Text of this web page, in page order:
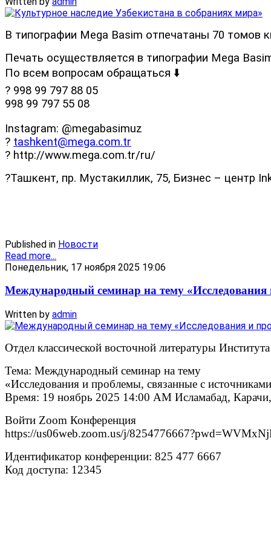
В типографии Mega Basim отпечатаны 70 томов
Печать осуществляется в типографии Mega
По всем вопросам обращаться ⬇️
? 998 99 797 88 05
998 99 797 55 08
Instagram: @megabasimuz
? tashkent@mega.com.tr
? http://www.mega.com.tr/ru/
?Ташкент, пр. Мустакиллик, 75, Бизнес – центр
Published in Новости
Read more...
Понедельник, 17 ноября 2025 19:06
Международный семинар на тему
Written by admin
Отдел классической восточной литературы
Тема: Международный семинар на тему
«Исследования и проблемы, связанные с
Время: 19 ноябрь 2025 14:00 AM Исламабад,
Войти Zoom Конференция
https://us06web.zoom.us/j/
Идентификатор конференции: 825 477 6667
Код доступа: 12345